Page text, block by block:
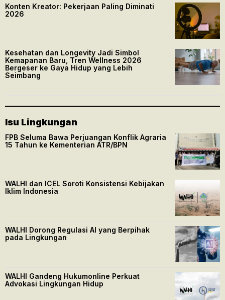
Konten Kreator: Pekerjaan Paling Diminati
2026
Kesehatan dan Longevity Jadi Simbol
Kemapanan Baru, Tren Wellness 2026
Bergeser ke Gaya Hidup yang Lebih
Seimbang
Isu Lingkungan
FPB Seluma Bawa Perjuangan Konflik Agraria
15 Tahun ke Kementerian ATR/BPN
WALHI dan ICEL Soroti Konsistensi Kebijakan
Iklim Indonesia
WALHI Dorong Regulasi AI yang Berpihak
pada Lingkungan
WALHI Gandeng Hukumonline Perkuat
Advokasi Lingkungan Hidup